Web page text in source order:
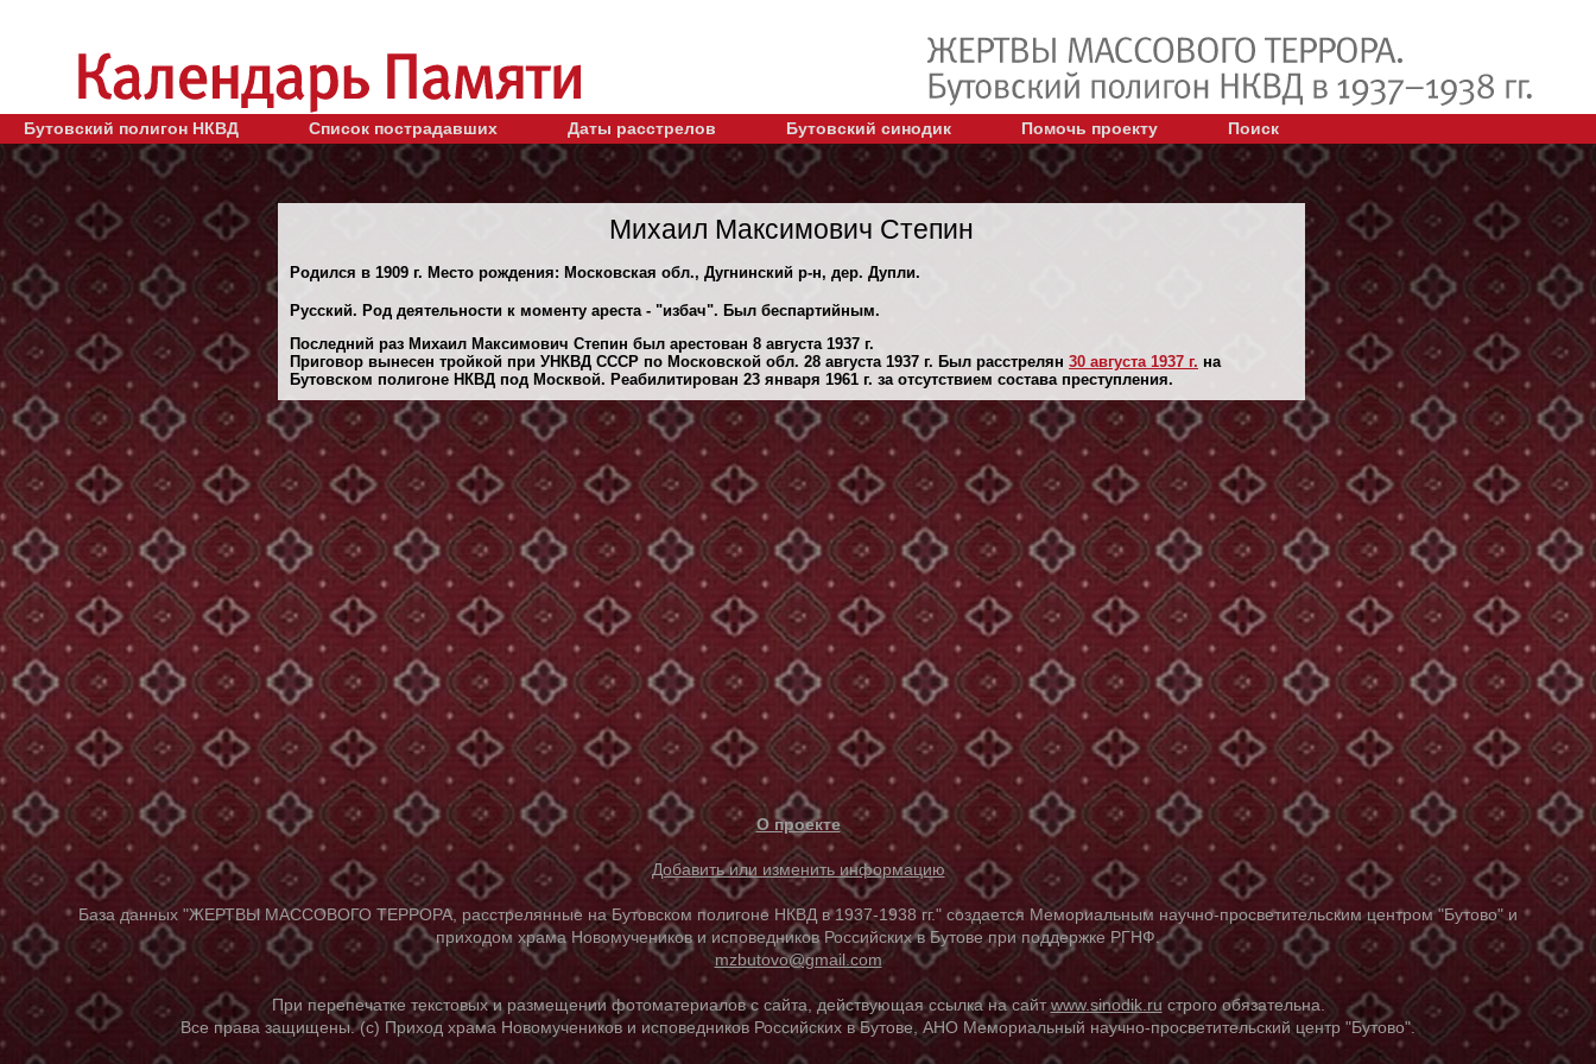
Бутовский полигон НКВД Список пострадавших Даты расстрелов Бутовский синодик Помочь проекту Поиск
Михаил Максимович Степин
Родился в 1909 г. Место рождения: Московская обл., Дугнинский р-н, дер. Дупли.
Русский. Род деятельности к моменту ареста - "избач". Был беспартийным.
Последний раз Михаил Максимович Степин был арестован 8 августа 1937 г.
Приговор вынесен тройкой при УНКВД СССР по Московской обл. 28 августа 1937 г. Был расстрелян 30 августа 1937 г. на
Бутовском полигоне НКВД под Москвой. Реабилитирован 23 января 1961 г. за отсутствием состава преступления.
О проекте
Добавить или изменить информацию
База данных "ЖЕРТВЫ МАССОВОГО ТЕРРОРА, расстрелянные на Бутовском полигоне НКВД в 1937-1938 гг." создается Мемориальным научно-просветительским центром "Бутово" и
приходом храма Новомучеников и исповедников Российских в Бутове при поддержке РГНФ.
mzbutovo@gmail.com
При перепечатке текстовых и размещении фотоматериалов с сайта, действующая ссылка на сайтwww.sinodik.ru строго обязательна.
Все права защищены. (с) Приход храма Новомучеников и исповедников Российских в Бутове, АНО Мемориальный научно-просветительский центр "Бутово".